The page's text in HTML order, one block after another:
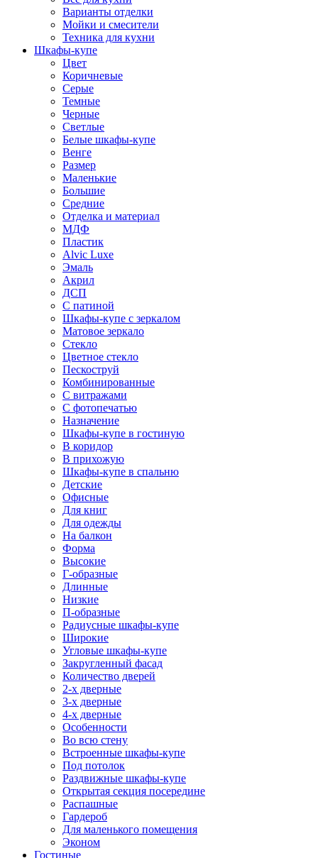
Варианты отделки
Мойки и смесители
Техника для кухни
Шкафы-купе
Цвет
Коричневые
Серые
Темные
Черные
Светлые
Белые шкафы-купе
Венге
Размер
Маленькие
Большие
Средние
Отделка и материал
МДФ
Пластик
Alvic Luxe
Эмаль
Акрил
ДСП
С патиной
Шкафы-купе с зеркалом
Матовое зеркало
Стекло
Цветное стекло
Пескоструй
Комбинированные
С витражами
С фотопечатью
Назначение
Шкафы-купе в гостиную
В коридор
В прихожую
Шкафы-купе в спальню
Детские
Офисные
Для книг
Для одежды
На балкон
Форма
Высокие
Г-образные
Длинные
Низкие
П-образные
Радиусные шкафы-купе
Широкие
Угловые шкафы-купе
Закругленный фасад
Количество дверей
2-х дверные
3-х дверные
4-х дверные
Особенности
Во всю стену
Встроенные шкафы-купе
Под потолок
Раздвижные шкафы-купе
Открытая секция посередине
Распашные
Гардероб
Для маленького помещения
Эконом
Гостиные